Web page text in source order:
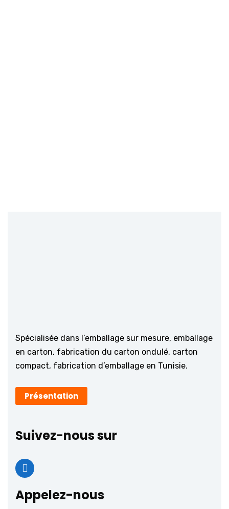
Spécialisée dans l’emballage sur mesure, emballage
en carton, fabrication du carton ondulé, carton
compact, fabrication d’emballage en Tunisie.
Présentation
Suivez-nous sur
Appelez-nous